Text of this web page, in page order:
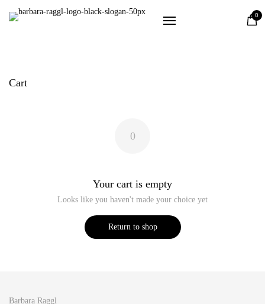
0
Kostenloser Versand bei Bestellungen ab 80 EUR
Cart
0
Your cart is empty
Looks like you haven't made your choice yet
Return to shop
Barbara Raggl